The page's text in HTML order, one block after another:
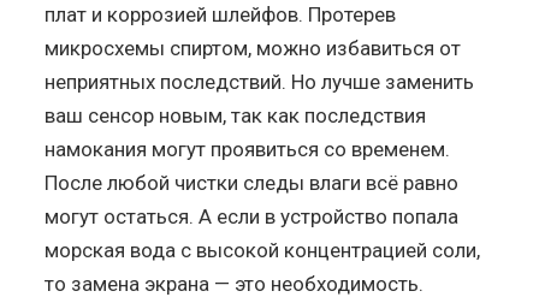
плат и коррозией шлейфов. Протерев
микросхемы спиртом, можно избавиться от
неприятных последствий. Но лучше заменить
ваш сенсор новым, так как последствия
намокания могут проявиться со временем.
После любой чистки следы влаги всё равно
могут остаться. А если в устройство попала
морская вода с высокой концентрацией соли,
то замена экрана — это необходимость.